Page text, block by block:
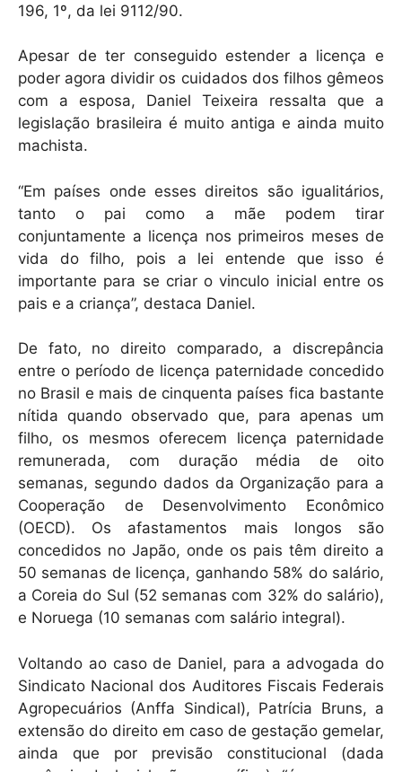
196, 1º, da lei 9112/90.
Apesar de ter conseguido estender a licença e
poder agora dividir os cuidados dos filhos gêmeos
com a esposa, Daniel Teixeira ressalta que a
legislação brasileira é muito antiga e ainda muito
machista.
“Em países onde esses direitos são igualitários,
tanto o pai como a mãe podem tirar
conjuntamente a licença nos primeiros meses de
vida do filho, pois a lei entende que isso é
importante para se criar o vinculo inicial entre os
pais e a criança”, destaca Daniel.
De fato, no direito comparado, a discrepância
entre o período de licença paternidade concedido
no Brasil e mais de cinquenta países fica bastante
nítida quando observado que, para apenas um
filho, os mesmos oferecem licença paternidade
remunerada, com duração média de oito
semanas, segundo dados da Organização para a
Cooperação de Desenvolvimento Econômico
(OECD). Os afastamentos mais longos são
concedidos no Japão, onde os pais têm direito a
50 semanas de licença, ganhando 58% do salário,
a Coreia do Sul (52 semanas com 32% do salário),
e Noruega (10 semanas com salário integral).
Voltando ao caso de Daniel, para a advogada do
Sindicato Nacional dos Auditores Fiscais Federais
Agropecuários (Anffa Sindical), Patrícia Bruns, a
extensão do direito em caso de gestação gemelar,
ainda que por previsão constitucional (dada